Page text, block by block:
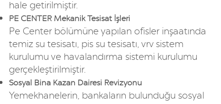
hale getirilmiştir.
PE CENTER Mekanik Tesisat İşleri
Pe Center bölümüne yapılan ofisler inşaatında
temiz su tesisatı, pis su tesisatı, vrv sistem
kurulumu ve havalandırma sistemi kurulumu
gerçekleştirilmiştir.​
Sosyal Bina Kazan Dairesi Revizyonu
Yemekhanelerin, bankaların bulunduğu sosyal